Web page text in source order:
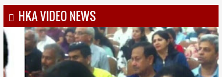
HKA VIDEO NEWS